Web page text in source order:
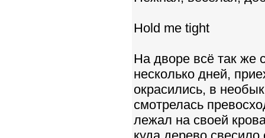
Hold me tight
На дворе всё так же
несколько дней,
окрасились, в
смотрелась
лежал на своей